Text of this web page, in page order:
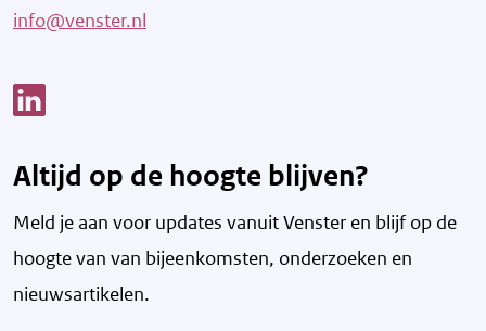
info@venster.nl
Altijd op de hoogte blijven?
Meld je aan voor updates vanuit Venster en blijf op de
hoogte van van bijeenkomsten, onderzoeken en
nieuwsartikelen.